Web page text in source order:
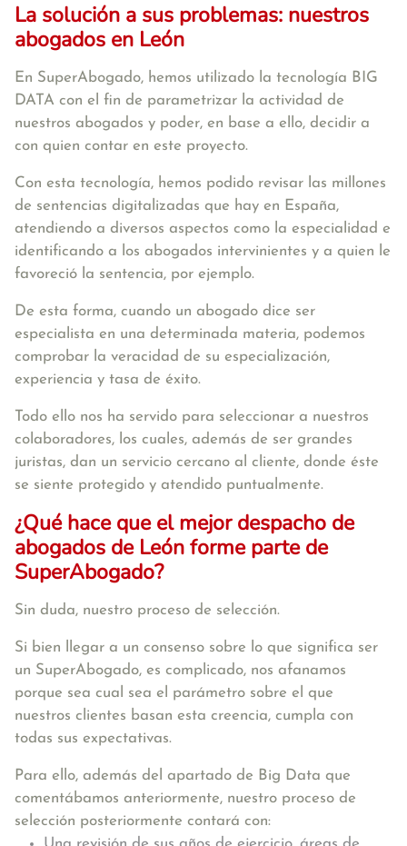
La solución a sus problemas: nuestros
abogados en León
En SuperAbogado, hemos utilizado la tecnología BIG
DATA con el fin de parametrizar la actividad de
nuestros abogados y poder, en base a ello, decidir a
con quien contar en este proyecto.
Con esta tecnología, hemos podido revisar las millones
de sentencias digitalizadas que hay en España,
atendiendo a diversos aspectos como la especialidad e
identificando a los abogados intervinientes y a quien le
favoreció la sentencia, por ejemplo.
De esta forma, cuando un abogado dice ser
especialista en una determinada materia, podemos
comprobar la veracidad de su especialización,
experiencia y tasa de éxito.
Todo ello nos ha servido para seleccionar a nuestros
colaboradores, los cuales, además de ser grandes
juristas, dan un servicio cercano al cliente, donde éste
se siente protegido y atendido puntualmente.
¿Qué hace que el mejor despacho de
abogados de León forme parte de
SuperAbogado?
Sin duda, nuestro proceso de selección.
Si bien llegar a un consenso sobre lo que significa ser
un SuperAbogado, es complicado, nos afanamos
porque sea cual sea el parámetro sobre el que
nuestros clientes basan esta creencia, cumpla con
todas sus expectativas.
Para ello, además del apartado de Big Data que
comentábamos anteriormente, nuestro proceso de
selección posteriormente contará con: